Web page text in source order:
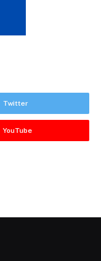
Twitter
YouTube